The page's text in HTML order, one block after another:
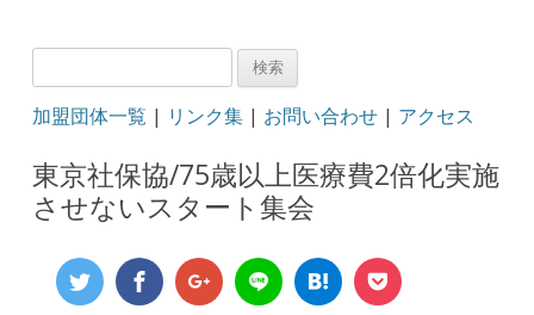
検
加盟団体一覧 | リンク集 | お問い合わせ | アクセス
東京社保協/75歳以上医療費2倍化実施
させないスタート集会